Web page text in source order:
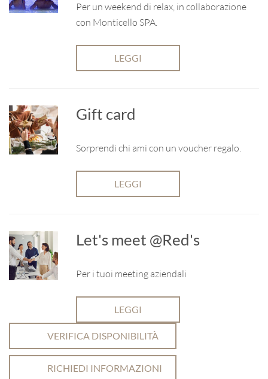
Per un weekend di relax, in collaborazione
con Monticello SPA.
LEGGI
Gift card
Sorprendi chi ami con un voucher regalo.
LEGGI
Let's meet @Red's
Per i tuoi meeting aziendali
LEGGI
VERIFICA DISPONIBILITÀ
RICHIEDI INFORMAZIONI